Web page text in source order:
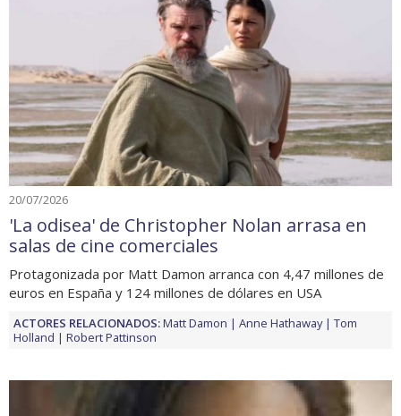
20/07/2026
'La odisea' de Christopher Nolan arrasa en
salas de cine comerciales
Protagonizada por Matt Damon arranca con 4,47 millones de
euros en España y 124 millones de dólares en USA
ACTORES RELACIONADOS:Matt Damon Anne Hathaway
Tom
Holland
Robert Pattinson